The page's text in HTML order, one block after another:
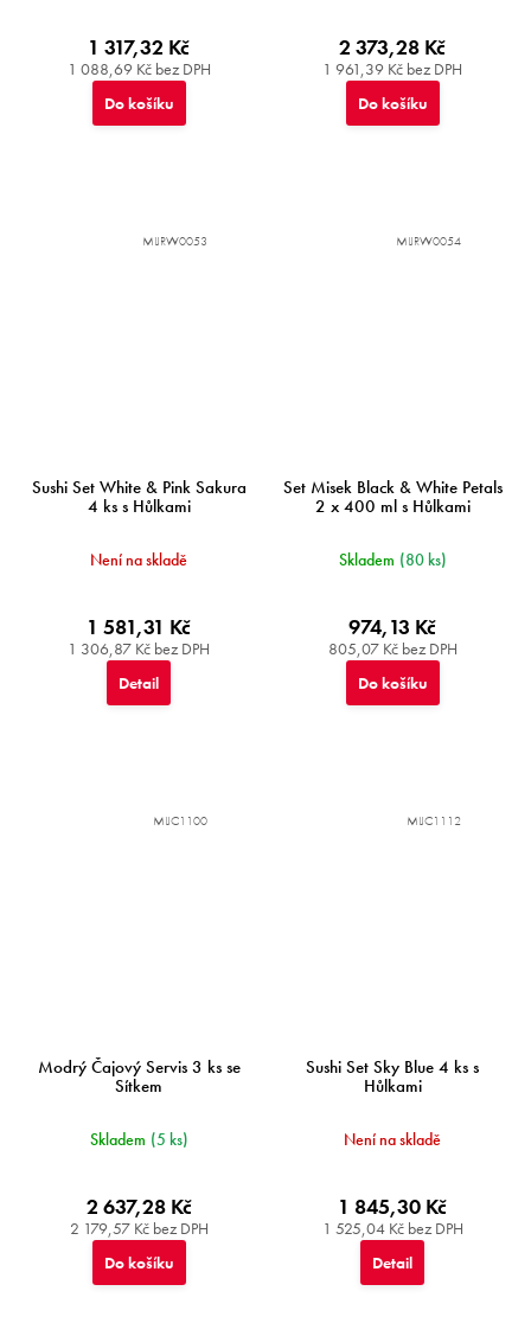
1 088,69 Kč bez DPH
1 317,32 Kč
Do košíku
1 961,39 Kč bez DPH
2 373,28 Kč
Do košíku
Sushi Set White & Pink Sakura
4 ks s Hůlkami
Není na skladě
1 306,87 Kč bez DPH
1 581,31 Kč
Detail
MIJRW0053
Set Misek Black & White Petals
2 x 400 ml s Hůlkami
Skladem (80 ks)
805,07 Kč bez DPH
974,13 Kč
Do košíku
MIJRW0054
Modrý Čajový Servis 3 ks se
Sítkem
Skladem (5 ks)
2 179,57 Kč bez DPH
2 637,28 Kč
Do košíku
MIJC1100
Sushi Set Sky Blue 4 ks s
Hůlkami
Není na skladě
1 525,04 Kč bez DPH
1 845,30 Kč
Detail
MIJC1112